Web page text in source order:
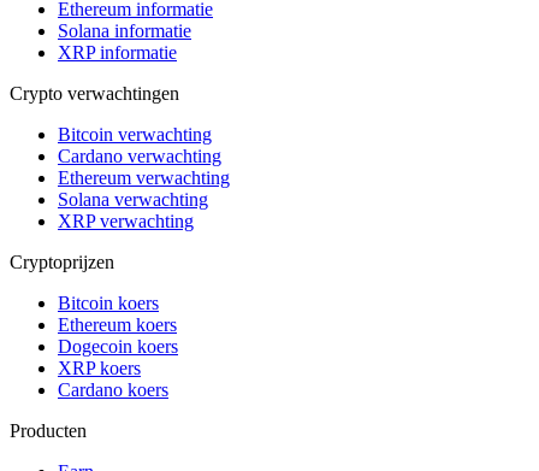
Ethereum informatie
Solana informatie
XRP informatie
Crypto verwachtingen
Bitcoin verwachting
Cardano verwachting
Ethereum verwachting
Solana verwachting
XRP verwachting
Cryptoprijzen
Bitcoin koers
Ethereum koers
Dogecoin koers
XRP koers
Cardano koers
Producten